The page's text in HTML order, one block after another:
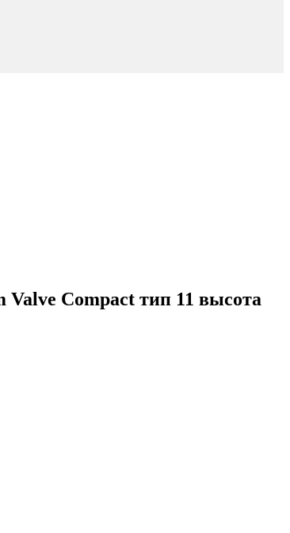
Compact тип 11 высота